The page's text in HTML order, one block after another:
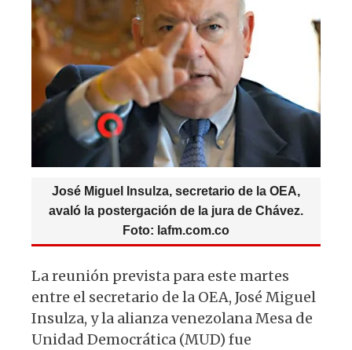
José Miguel Insulza, secretario de la OEA,
avaló la postergación de la jura de Chávez.
Foto: lafm.com.co
La reunión prevista para este martes
entre el secretario de la OEA, José Miguel
Insulza, y la alianza venezolana Mesa de
Unidad Democrática (MUD) fue